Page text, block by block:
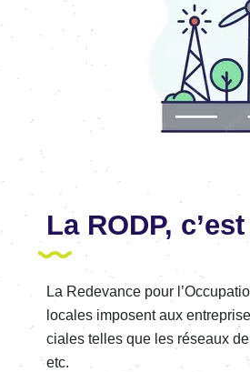
La RODP,
La Rede­vance pour
locales imposent aux
ciales telles que les réseaux
etc.